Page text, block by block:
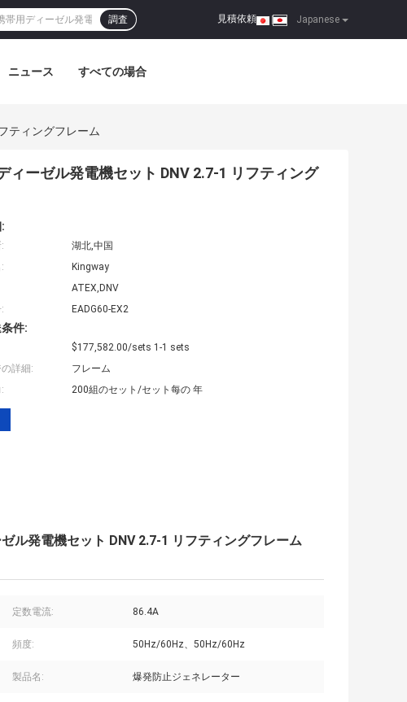
Japanese
見積依頼 |
調査
ニュース すべての場合
ティングフレーム
ィーゼル発電機セット DNV 2.7-1 リフティング
湖北,中国
Kingway
ATEX,DNV
EADG60-EX2
件:
$177,582.00/sets 1-1 sets
詳細:
フレーム
200組のセット/セット每の 年
ル発電機セット DNV 2.7-1 リフティングフレーム
定数電流: 86.4A
頻度: 50Hz/60Hz、50Hz/60Hz
製品名: 爆発防止ジェネレーター